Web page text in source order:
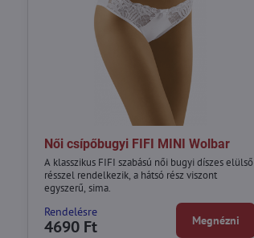
Női csípőbugyi FIFI MINI Wolbar
A klasszikus FIFI szabású női bugyi díszes elülső
résszel rendelkezik, a hátsó rész viszont
egyszerű, sima.
Rendelésre
4690 Ft Megnézni